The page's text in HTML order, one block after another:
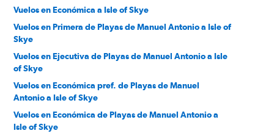
Vuelos en Económica a Isle of Skye
Vuelos en Primera de Playas de Manuel Antonio a Isle of
Skye
Vuelos en Ejecutiva de Playas de Manuel Antonio a Isle
of Skye
Vuelos en Económica pref. de Playas de Manuel
Antonio a Isle of Skye
Vuelos en Económica de Playas de Manuel Antonio a
Isle of Skye